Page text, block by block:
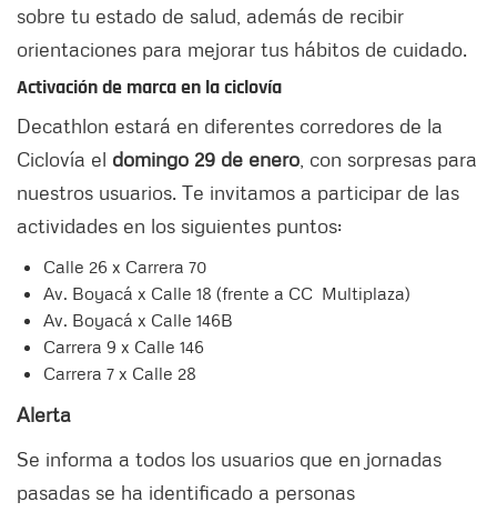
sobre tu estado de salud, además de recibir
orientaciones para mejorar tus hábitos de cuidado.
Activación de marca en la ciclovía
Decathlon estará en diferentes corredores de la
Ciclovía el domingo 29 de enero , con sorpresas para
nuestros usuarios. Te invitamos a participar de las
actividades en los siguientes puntos:
Calle 26 x Carrera 70
Av. Boyacá x Calle 18 (frente a CC Multiplaza)
Av. Boyacá x Calle 146B
Carrera 9 x Calle 146
Carrera 7 x Calle 28
Alerta
Se informa a todos los usuarios que en jornadas
pasadas se ha identificado a personas